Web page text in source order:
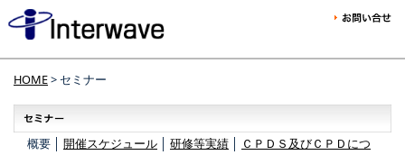
HOME> セミナー
概要 │ 開催スケジュール 研修等実績
ＣＰＤＳ及びＣＰＤにつ